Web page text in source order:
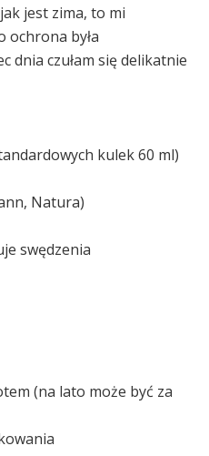
jest zima, to mi
ochrona była
dnia czułam się delikatnie
kulek 60 ml)
Natura)
swędzenia
(na lato może być za